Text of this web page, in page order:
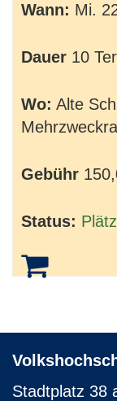
Wann: Mi.
Dauer 10
Wo: Alte
Gebühr
Status:
Stadtplatz 38